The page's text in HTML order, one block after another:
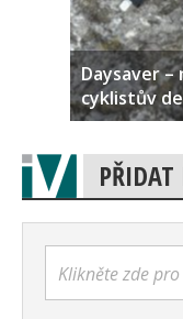
Daysaver –
cyklistův
Klikněte zde